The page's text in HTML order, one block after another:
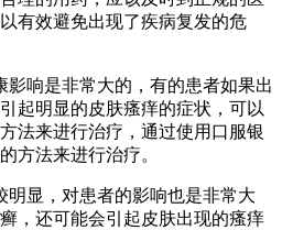
有效避免出现了疾病复发的危
影响是非常大的，有的患者如果出
起明显的皮肤瘙痒的症状，可以
法来进行治疗，通过使用口服银
方法来进行治疗。
明显，对患者的影响也是非常大
，还可能会引起皮肤出现的瘙痒